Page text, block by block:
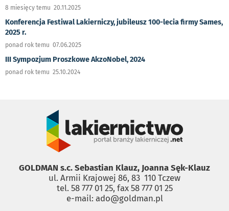
8 miesięcy temu 20.11.2025
Konferencja Festiwal Lakierniczy, jubileusz 100-lecia firmy Sames,
2025 r.
ponad rok temu 07.06.2025
III Sympozjum Proszkowe AkzoNobel, 2024
ponad rok temu 25.10.2024
GOLDMAN s.c. Sebastian Klauz, Joanna Sęk-Klauz
ul. Armii Krajowej 86, 83 ­ 110 Tczew
tel. 58 777 01 25, fax 58 777 01 25
e-mail: ado@goldman.pl